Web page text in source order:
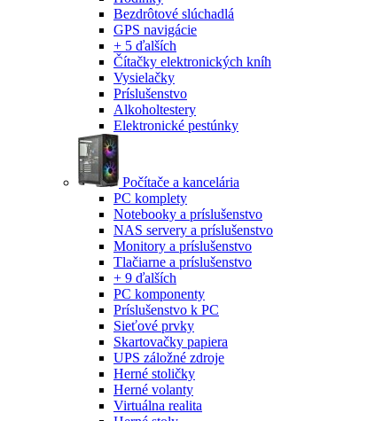
Bezdrôtové slúchadlá
GPS navigácie
+ 5 ďalších
Čítačky elektronických kníh
Vysielačky
Príslušenstvo
Alkoholtestery
Elektronické pestúnky
Počítače a kancelária
PC komplety
Notebooky a príslušenstvo
NAS servery a príslušenstvo
Monitory a príslušenstvo
Tlačiarne a príslušenstvo
+ 9 ďalších
PC komponenty
Príslušenstvo k PC
Sieťové prvky
Skartovačky papiera
UPS záložné zdroje
Herné stoličky
Herné volanty
Virtuálna realita